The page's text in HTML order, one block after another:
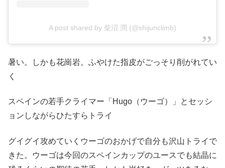
A post shared by 柴沼 潤 (@shijunclimb)
暑い。しかも花崗岩。ふやけた指皮がごっそり削がれてい
く
スペインの若手クライマー「Hugo（ウーゴ）」とセッシ
ョンしながらひたすらトライ
グイグイ攻めていくウーゴのおかげで自分も沢山トライで
きた。ウーゴは今回のスペインカップのユースでも結晶に